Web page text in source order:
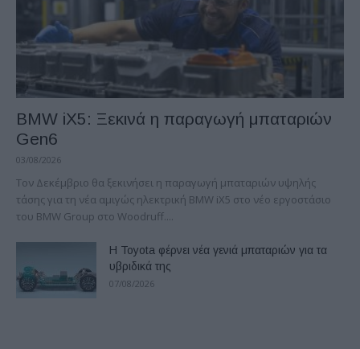
BMW iX5: Ξεκινά η παραγωγή μπαταριών
Gen6
03/08/2026
Τον Δεκέμβριο θα ξεκινήσει η παραγωγή μπαταριών υψηλής
τάσης για τη νέα αμιγώς ηλεκτρική BMW iX5 στο νέο εργοστάσιο
του BMW Group στο Woodruff....
Η Toyota φέρνει νέα γενιά μπαταριών για τα
υβριδικά της
07/08/2026